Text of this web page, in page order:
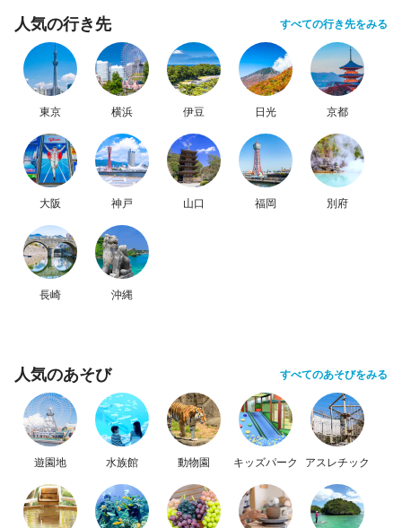
人気の行き先 すべての行き先をみる
東京 横浜 伊豆 日光 京都
大阪 神戸 山口 福岡 別府
長崎 沖縄
人気のあそび すべてのあそびをみる
遊園地 水族館 動物園 キッズパーク アスレチック